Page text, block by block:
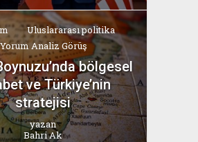
Uluslararası politika
Yorum Analiz Görüş
bölgesel
ve Türkiye’nin
stratejisi
yazan
Bahri Ak